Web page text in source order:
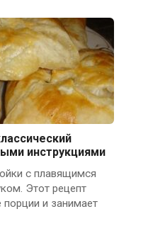
инструкциями
с плавящимся
Этот рецепт
порции и занимает